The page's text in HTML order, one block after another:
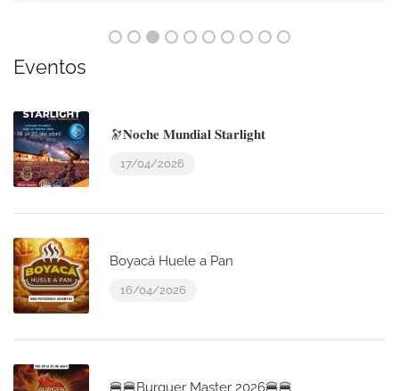
Eventos
🔭𝐍𝐨𝐜𝐡𝐞 𝐌𝐮𝐧𝐝𝐢𝐚𝐥 𝐒𝐭𝐚𝐫𝐥𝐢𝐠𝐡𝐭
17/04/2026
Boyacá Huele a Pan
16/04/2026
🍔🍔Burguer Master 2026🍔🍔